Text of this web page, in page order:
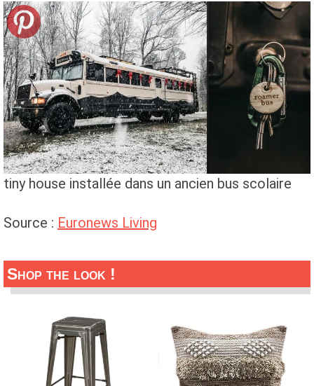
tiny house installée dans un ancien bus scolaire
Source : Euronews Living
Shop the look !